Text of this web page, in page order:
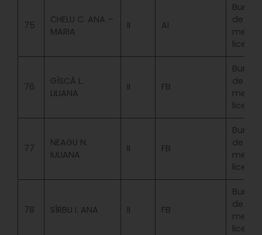
75
CHELU C. ANA –
MARIA
II AI
Bursa
de
merit
licenta
76
GÎSCĂ L.
LILIANA
II FB
Bursa
de
merit
licenta
77
NEAGU N.
IULIANA
II FB
Bursa
de
merit
licenta
78 SÎRBU I. ANA II FB
Bursa
de
merit
licenta